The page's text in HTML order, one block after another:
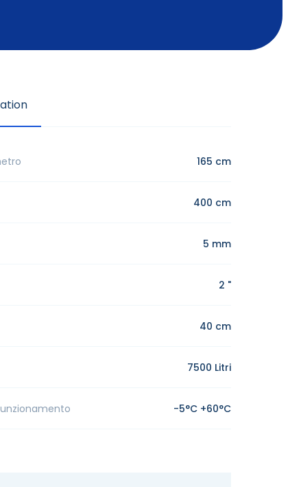
165 cm
400 cm
5 mm
2 "
40 cm
7500 Litri
-5°C +60°C